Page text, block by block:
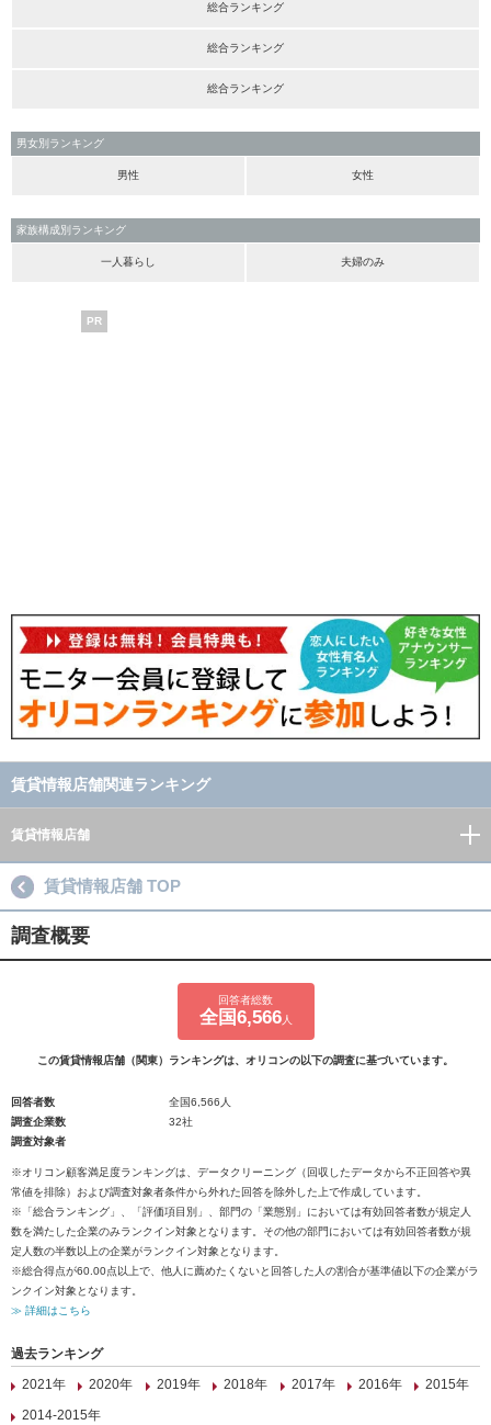
総合ランキング
総合ランキング
総合ランキング
男女別ランキング
男性 女性
家族構成別ランキング
一人暮らし 夫婦のみ
PR
賃貸情報店舗関連ランキング
賃貸情報店舗
賃貸情報店舗 TOP
調査概要
回答者総数
全国6,566人
この賃貸情報店舗（関東）ランキングは、オリコンの以下の調査に基づいています。
回答者数
全国6,566人
調査企業数
32社
調査対象者
※オリコン顧客満足度ランキングは、データクリーニング（回収したデータから不正回答や異
常値を排除）および調査対象者条件から外れた回答を除外した上で作成しています。
※「総合ランキング」、「評価項目別」、部門の「業態別」においては有効回答者数が規定人
数を満たした企業のみランクイン対象となります。その他の部門においては有効回答者数が規
定人数の半数以上の企業がランクイン対象となります。
※総合得点が60.00点以上で、他人に薦めたくないと回答した人の割合が基準値以下の企業がラ
ンクイン対象となります。
≫ 詳細はこちら
過去ランキング
2021年
2020年 2019年 2018年 2017年 2016年
2015年
2014-2015年